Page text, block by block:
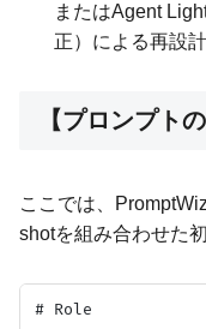
またはAgent
正）による再設計
【プロンプト
ここでは、
shotを組み合わせた
# Role